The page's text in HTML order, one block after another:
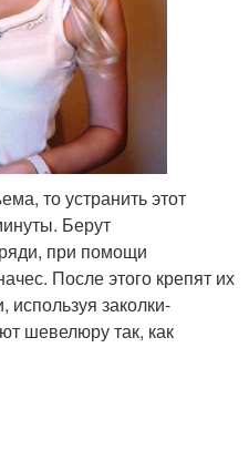
то устранить этот
Берут
при помощи
После этого крепят их
заколки-
шевелюру так, как